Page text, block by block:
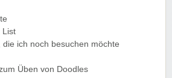
List
ich noch besuchen möchte
Üben von Doodles